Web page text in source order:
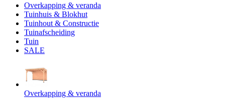
Overkapping & veranda
Tuinhuis & Blokhut
Tuinhout & Constructie
Tuinafscheiding
Tuin
SALE
Overkapping & veranda